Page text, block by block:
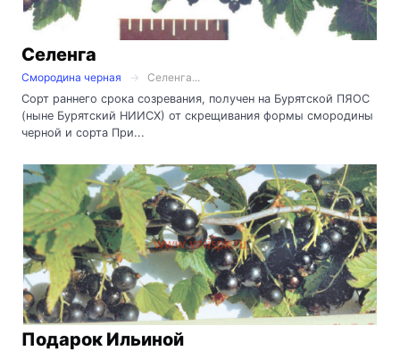
Селенга
Смородина черная
Селенга...
Сорт раннего срока созревания, получен на Бурятской ПЯОС
(ныне Бурятский НИИСХ) от скрещивания формы смородины
черной и сорта При...
Подарок Ильиной